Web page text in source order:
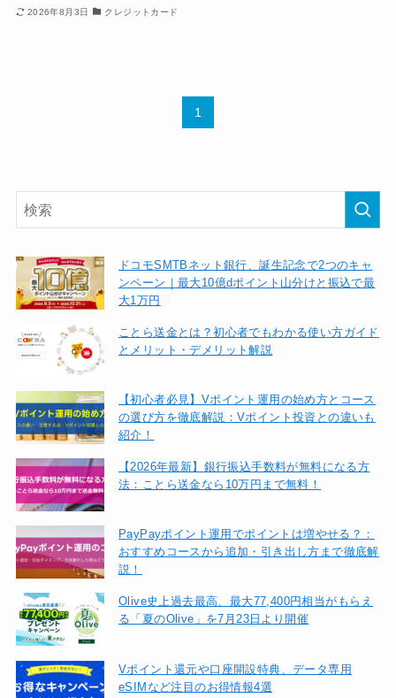
2026年8月3日 クレジットカード
1
ドコモSMTBネット銀行、誕生記念で2つのキャ
ンペーン｜最大10億dポイント山分けと振込で最
大1万円
ことら送金とは？初心者でもわかる使い方ガイド
とメリット・デメリット解説
【初心者必見】Vポイント運用の始め方とコース
の選び方を徹底解説：Vポイント投資との違いも
紹介！
【2026年最新】銀行振込手数料が無料になる方
法：ことら送金なら10万円まで無料！
PayPayポイント運用でポイントは増やせる？：
おすすめコースから追加・引き出し方まで徹底解
説！
Olive史上過去最高、最大77,400円相当がもらえ
る「夏のOlive」を7月23日より開催
Vポイント還元や口座開設特典、データ専用
eSIMなど注目のお得情報4選